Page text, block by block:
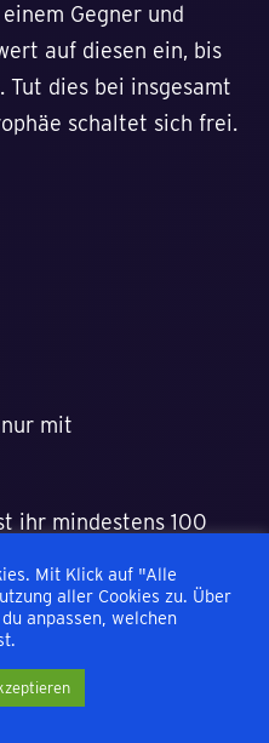
Gegner und
auf diesen ein, bis
dies bei insgesamt
schaltet sich frei.
mit
ihr mindestens 100
Gegner und
auf diesen ein, bis
dies bei insgesamt
schaltet sich frei.
Mit Klick auf "Alle
aller Cookies zu. Über
anpassen, welchen